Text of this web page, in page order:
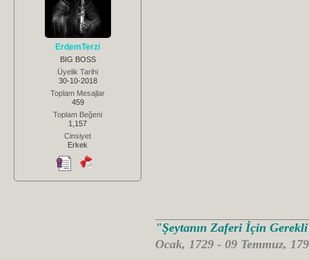
ErdemTerzi
BIG BOSS
Üyelik Tarihi
30-10-2018
Toplam Mesajlar
459
Toplam Beğeni
1,157
Cinsiyet
Erkek
"Şeytanın Zaferi İçin
Ocak, 1729 - 09 Temmuz,